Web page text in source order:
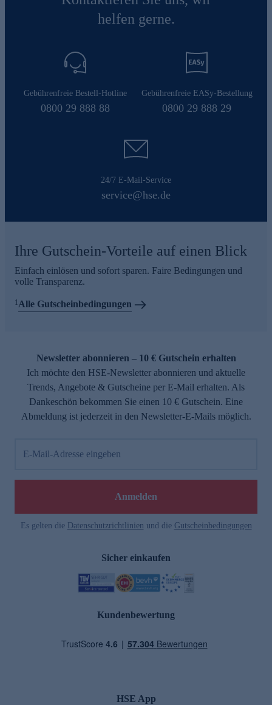
helfen gerne.
Gebührenfreie Bestell-Hotline
0800 29 888 88
Gebührenfreie EASy-Bestellung
0800 29 888 29
24/7 E-Mail-Service
service@hse.de
Ihre Gutschein-Vorteile auf einen Blick
Einfach einlösen und sofort sparen. Faire Bedingungen und
volle Transparenz.
1 Alle Gutscheinbedingungen
Newsletter abonnieren – 10 € Gutschein erhalten
Ich möchte den HSE-Newsletter abonnieren und aktuelle
Trends, Angebote & Gutscheine per E-Mail erhalten. Als
Dankeschön bekommen Sie einen 10 € Gutschein. Eine
Abmeldung ist jederzeit in den Newsletter-E-Mails möglich.
E-Mail-Adresse eingeben
Anmelden
Es gelten die Datenschutzrichtlinien und die Gutscheinbedingungen
Sicher einkaufen
Kundenbewertung
HSE App